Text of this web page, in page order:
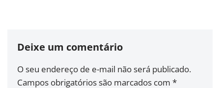
Deixe um comentário
O seu endereço de e-mail não será publicado.
Campos obrigatórios são marcados com *